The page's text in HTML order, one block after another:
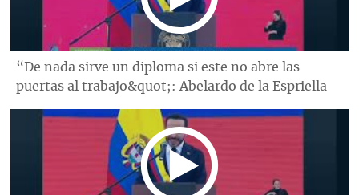
“De nada sirve un diploma si este no abre las
puertas al trabajo&quot;: Abelardo de la Espriella